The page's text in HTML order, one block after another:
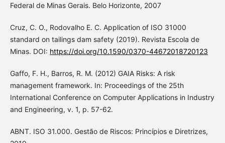
Federal de Minas Gerais. Belo Horizonte, 2007
Cruz, C. O., Rodovalho E. C. Application of ISO 31000
standard on tailings dam safety (2019). Revista Escola de
Minas. DOI: https://doi.org/10.1590/0370-44672018720123
Gaffo, F. H., Barros, R. M. (2012) GAIA Risks: A risk
management framework. In: Proceedings of the 25th
International Conference on Computer Applications in Industry
and Engineering, v. 1, p. 57-62.
ABNT. ISO 31.000. Gestão de Riscos: Princípios e Diretrizes,